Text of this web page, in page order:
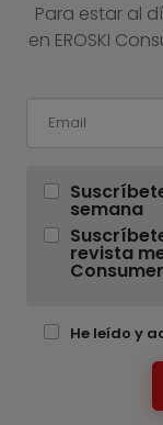
Para estar al
en EROSKI
semana
revista
Consumer
He leído y